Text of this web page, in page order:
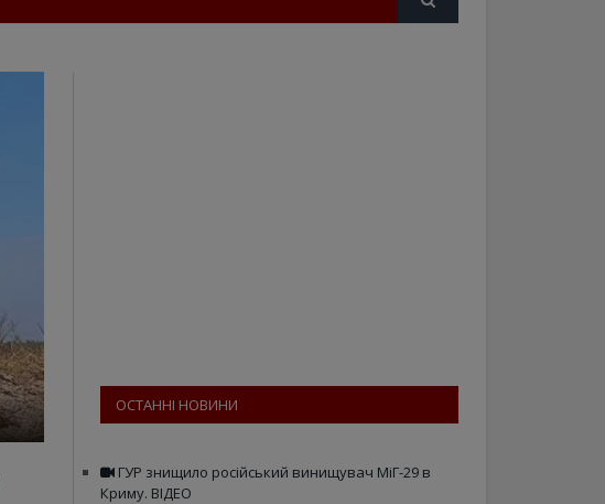
ОСТАННІ НОВИНИ
ГУР знищило російський винищувач МіГ-29 в
Криму. ВІДЕО